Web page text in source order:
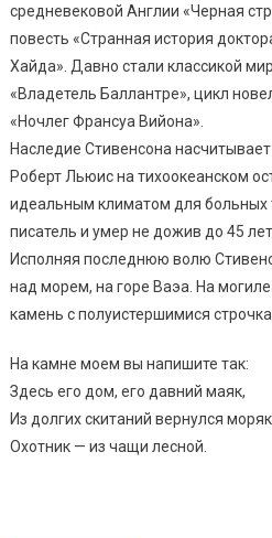
средневековой Англии «Черная
повесть «Странная история
Хайда». Давно стали классикой
«Владетель Баллантре», цикл
«Ночлег Франсуа Вийона».
Наследие Стивенсона
Роберт Льюис на тихоокеанском
идеальным климатом для больных
писатель и умер не дожив до 45 лет.
Исполняя последнюю волю
над морем, на горе Ваэа. На
камень с полуистершимися
На камне моем вы напишите так:
Здесь его дом, его давний маяк,
Из долгих скитаний вернулся
Охотник — из чащи лесной.